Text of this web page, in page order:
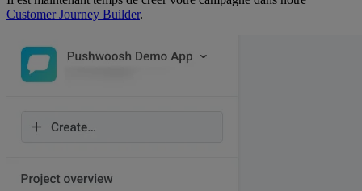
Customer Journey Builder.